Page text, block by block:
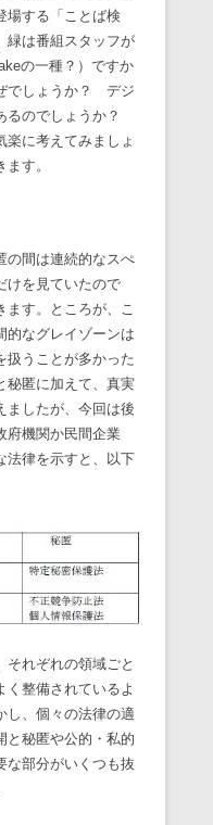
場する「ことば検
緑は番組スタッフが
の一種？）ですか
でしょうか？ デジ
るのでしょうか？
楽に考えてみましょ
す。
間は連続的なスぺ
けを見ていたので
ます。ところが、こ
的なグレイゾーンは
扱うことが多かった
秘匿に加えて、真実
ましたが、今回は後
府機関か民間企業
法律を示すと、以下
れぞれの領域ごと
く整備されているよ
し、個々の法律の適
と秘匿や公的・私的
な部分がいくつも抜